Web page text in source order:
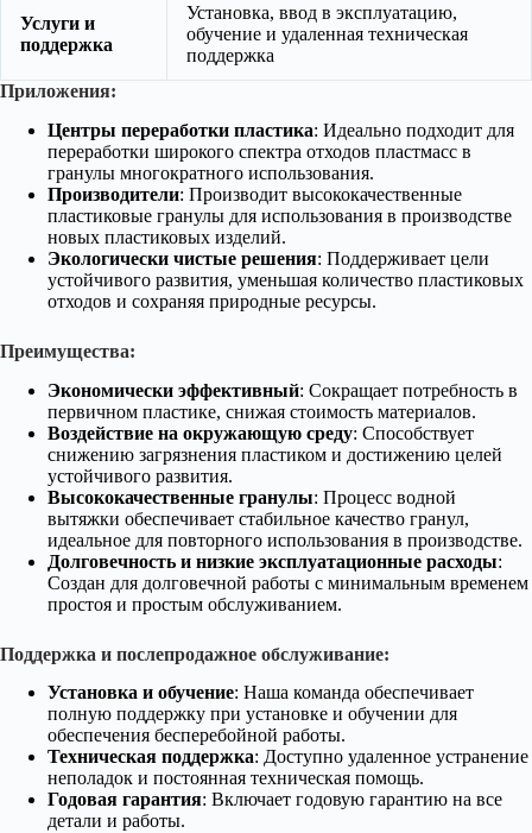
Услуги и
поддержка
Установка, ввод в эксплуатацию,
обучение и удаленная техническая
поддержка
Приложения:
Центры переработки пластика: Идеально подходит для
переработки широкого спектра отходов пластмасс в
гранулы многократного использования.
Производители: Производит высококачественные
пластиковые гранулы для использования в производстве
новых пластиковых изделий.
Экологически чистые решения: Поддерживает цели
устойчивого развития, уменьшая количество пластиковых
отходов и сохраняя природные ресурсы.
Преимущества:
Экономически эффективный: Сокращает потребность в
первичном пластике, снижая стоимость материалов.
Воздействие на окружающую среду: Способствует
снижению загрязнения пластиком и достижению целей
устойчивого развития.
Высококачественные гранулы: Процесс водной
вытяжки обеспечивает стабильное качество гранул,
идеальное для повторного использования в производстве.
Долговечность и низкие эксплуатационные расходы:
Создан для долговечной работы с минимальным временем
простоя и простым обслуживанием.
Поддержка и послепродажное обслуживание:
Установка и обучение: Наша команда обеспечивает
полную поддержку при установке и обучении для
обеспечения бесперебойной работы.
Техническая поддержка: Доступно удаленное устранение
неполадок и постоянная техническая помощь.
Годовая гарантия: Включает годовую гарантию на все
детали и работы.